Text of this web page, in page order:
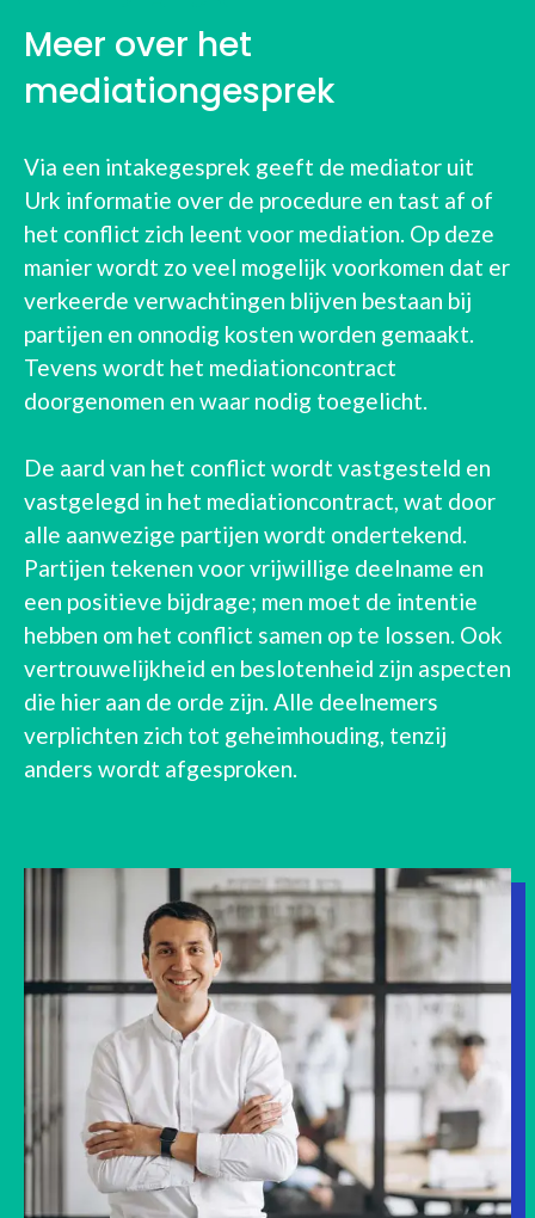
Meer over het
mediationgesprek
Via een intakegesprek geeft de mediator uit
Urk informatie over de procedure en tast af of
het conflict zich leent voor mediation. Op deze
manier wordt zo veel mogelijk voorkomen dat er
verkeerde verwachtingen blijven bestaan bij
partijen en onnodig kosten worden gemaakt.
Tevens wordt het mediationcontract
doorgenomen en waar nodig toegelicht.
De aard van het conflict wordt vastgesteld en
vastgelegd in het mediationcontract, wat door
alle aanwezige partijen wordt ondertekend.
Partijen tekenen voor vrijwillige deelname en
een positieve bijdrage; men moet de intentie
hebben om het conflict samen op te lossen. Ook
vertrouwelijkheid en beslotenheid zijn aspecten
die hier aan de orde zijn. Alle deelnemers
verplichten zich tot geheimhouding, tenzij
anders wordt afgesproken.